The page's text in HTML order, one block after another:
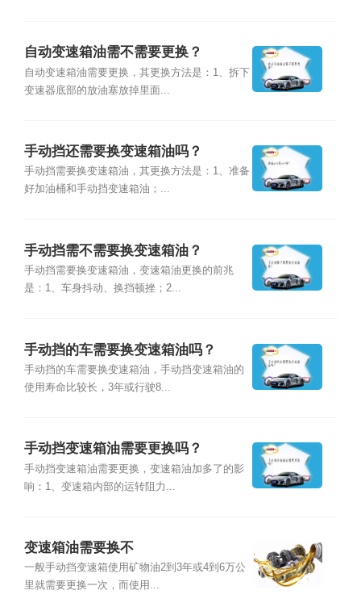
自动变速箱油需不需要更换？
自动变速箱油需要更换，其更换方法是：1、拆下
变速器底部的放油塞放掉里面...
手动挡还需要换变速箱油吗？
手动挡需要换变速箱油，其更换方法是：1、准备
好加油桶和手动挡变速箱油；...
手动挡需不需要换变速箱油？
手动挡需要换变速箱油，变速箱油更换的前兆
是：1、车身抖动、换挡顿挫；2...
手动挡的车需要换变速箱油吗？
手动挡的车需要换变速箱油，手动挡变速箱油的
使用寿命比较长，3年或行驶8...
手动挡变速箱油需要更换吗？
手动挡变速箱油需要更换，变速箱油加多了的影
响：1、变速箱内部的运转阻力...
变速箱油需要换不
一般手动挡变速箱使用矿物油2到3年或4到6万公
里就需要更换一次，而使用...